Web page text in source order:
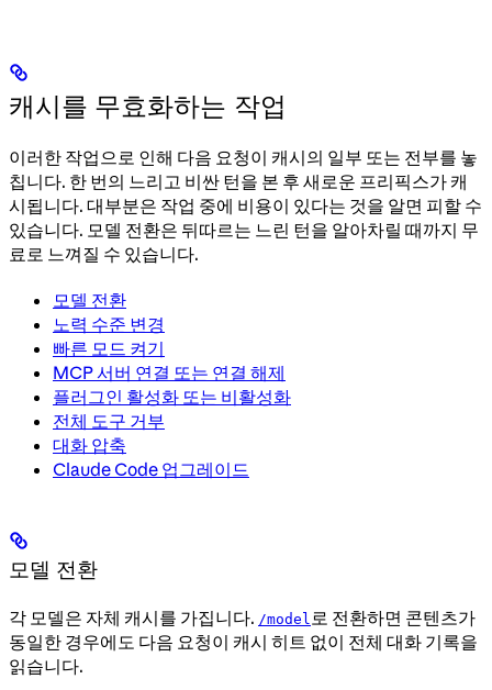
캐시를 무효화하는 작업
이러한 작업으로 인해 다음 요청이 캐시의 일부 또는 전부를 놓
칩니다. 한 번의 느리고 비싼 턴을 본 후 새로운 프리픽스가 캐
시됩니다. 대부분은 작업 중에 비용이 있다는 것을 알면 피할 수
있습니다. 모델 전환은 뒤따르는 느린 턴을 알아차릴 때까지 무
료로 느껴질 수 있습니다.
모델 전환
노력 수준 변경
빠른 모드 켜기
MCP 서버 연결 또는 연결 해제
플러그인 활성화 또는 비활성화
전체 도구 거부
대화 압축
Claude Code 업그레이드
모델 전환
각 모델은 자체 캐시를 가집니다. /model 로 전환하면 콘텐츠가
동일한 경우에도 다음 요청이 캐시 히트 없이 전체 대화 기록을
읽습니다.